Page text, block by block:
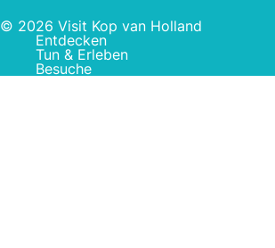
© 2026 Visit Kop van Holland
Entdecken
Tun & Erleben
Besuche